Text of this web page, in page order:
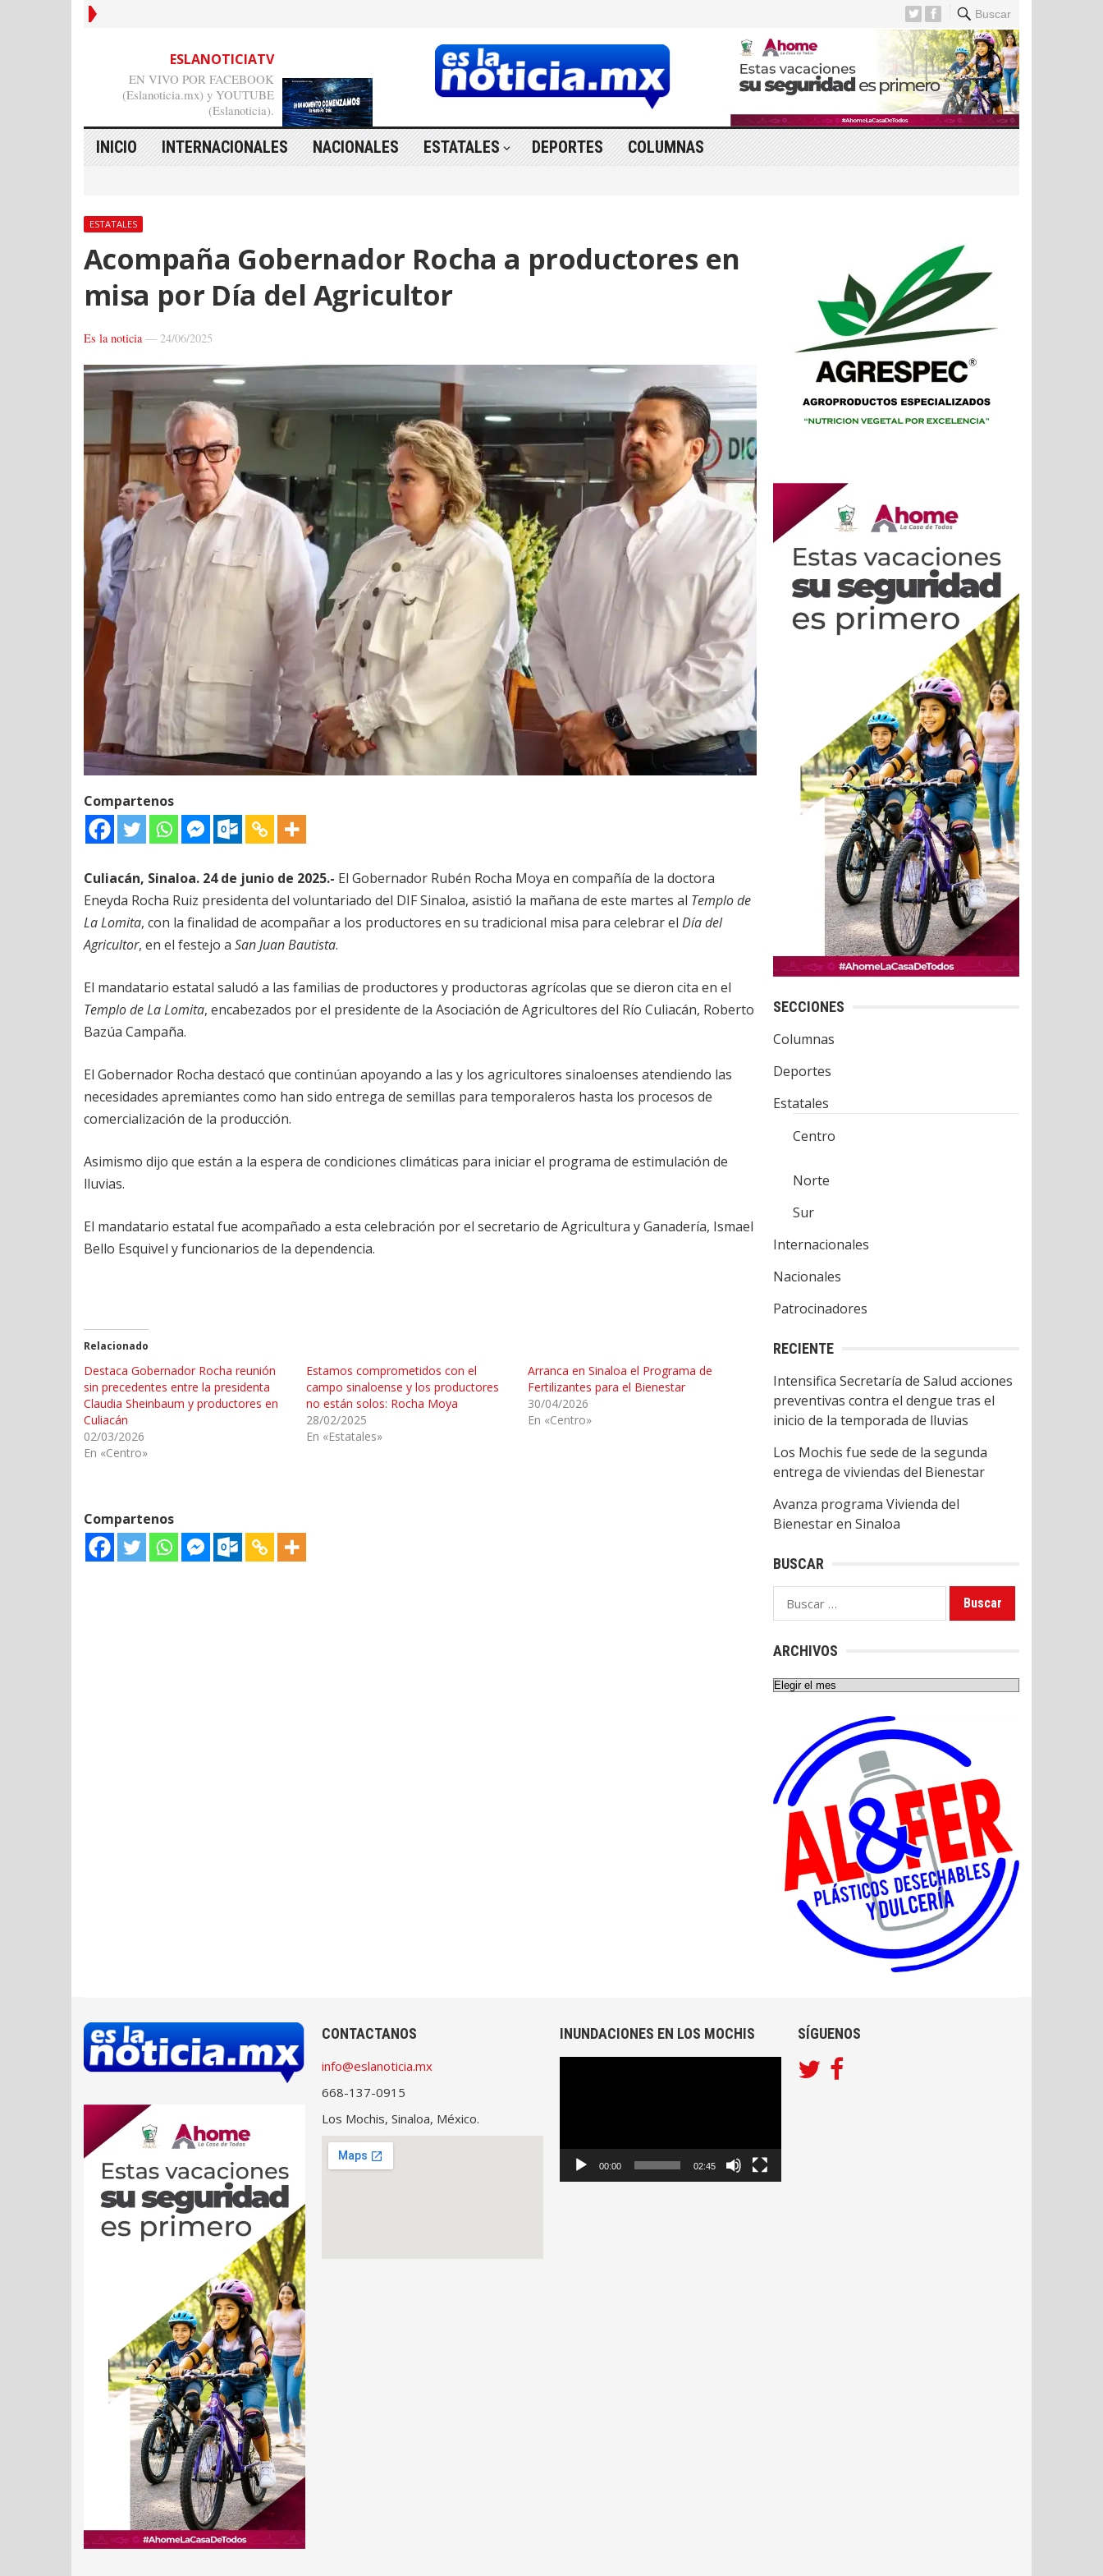
Buscar
ESLANOTICIATV
EN VIVO POR FACEBOOK
(Eslanoticia.mx) y YOUTUBE
(Eslanoticia).
INICIO INTERNACIONALES NACIONALES ESTATALES DEPORTES COLUMNAS
ESTATALES
Acompaña Gobernador Rocha a productores en
misa por Día del Agricultor
Es la noticia— 24/06/2025
Compartenos
Culiacán, Sinaloa. 24 de junio de 2025.- El Gobernador Rubén Rocha Moya en compañía de la doctora
Eneyda Rocha Ruiz presidenta del voluntariado del DIF Sinaloa, asistió la mañana de este martes al Templo de
La Lomita, con la finalidad de acompañar a los productores en su tradicional misa para celebrar el Día del
Agricultor, en el festejo a San Juan Bautista.
El mandatario estatal saludó a las familias de productores y productoras agrícolas que se dieron cita en el
Templo de La Lomita, encabezados por el presidente de la Asociación de Agricultores del Río Culiacán, Roberto
Bazúa Campaña.
El Gobernador Rocha destacó que continúan apoyando a las y los agricultores sinaloenses atendiendo las
necesidades apremiantes como han sido entrega de semillas para temporaleros hasta los procesos de
comercialización de la producción.
Asimismo dijo que están a la espera de condiciones climáticas para iniciar el programa de estimulación de
lluvias.
El mandatario estatal fue acompañado a esta celebración por el secretario de Agricultura y Ganadería, Ismael
Bello Esquivel y funcionarios de la dependencia.
Relacionado
Destaca Gobernador Rocha reunión
sin precedentes entre la presidenta
Claudia Sheinbaum y productores en
Culiacán
02/03/2026
En «Centro»
Estamos comprometidos con el
campo sinaloense y los productores
no están solos: Rocha Moya
28/02/2025
En «Estatales»
Arranca en Sinaloa el Programa de
Fertilizantes para el Bienestar
30/04/2026
En «Centro»
Compartenos
SECCIONES
Columnas
Deportes
Estatales
Centro
Norte
Sur
Internacionales
Nacionales
Patrocinadores
RECIENTE
Intensifica Secretaría de Salud acciones
preventivas contra el dengue tras el
inicio de la temporada de lluvias
Los Mochis fue sede de la segunda
entrega de viviendas del Bienestar
Avanza programa Vivienda del
Bienestar en Sinaloa
BUSCAR
Buscar:
ARCHIVOS
Archivos
CONTACTANOS
info@eslanoticia.mx
668-137-0915
Los Mochis, Sinaloa, México.
INUNDACIONES EN LOS MOCHIS
00:00 02:45
SÍGUENOS